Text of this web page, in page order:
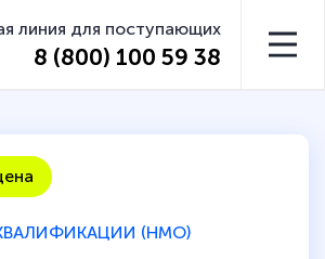
линия для поступающих
8 (800) 100 59 38
(НМО)